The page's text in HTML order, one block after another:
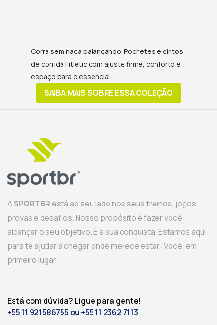
Corra sem nada balançando. Pochetes e cintos
de corrida Fitletic com ajuste firme, conforto e
espaço para o essencial.
SAIBA MAIS SOBRE ESSA COLEÇÃO
ASPORTBR está ao seu lado nos seus treinos, jogos,
provas e desafios. Nosso propósito é fazer você
alcançar o seu objetivo. É a sua conquista. Estamos aqui
para te ajudar a chegar onde merece estar: Você, em
primeiro lugar.
Está com dúvida? Ligue para gente!
+55 11 921586755 ou +55 11 2362 7113